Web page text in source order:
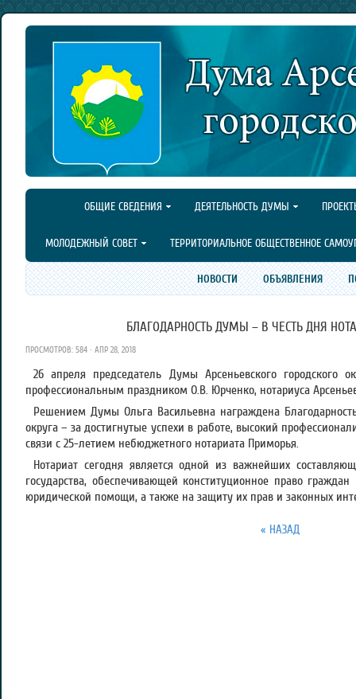
ОБЩИЕ СВЕДЕНИЯ ДЕЯТЕЛЬНОСТЬ ДУМЫ
МОЛОДЕЖНЫЙ СОВЕТ ТЕРРИТОРИАЛЬНОЕ ОБЩЕСТВЕННОЕ
НОВОСТИ ОБЪЯВЛЕНИЯ
БЛАГОДАРНОСТЬ ДУМЫ – В ЧЕСТЬ ДНЯ
ПРОСМОТРОВ: 584 · АПР 28, 2018
26 апреля председатель Думы Арсеньевского городского
профессиональным праздником О.В. Юрченко, нотариуса
Решением Думы Ольга Васильевна награждена
округа – за достигнутые успехи в работе, высокий
связи с 25-летием небюджетного нотариата Приморья.
Нотариат сегодня является одной из важнейших
государства, обеспечивающей конституционное право
юридической помощи, а также на защиту их прав и законных
« НАЗАД